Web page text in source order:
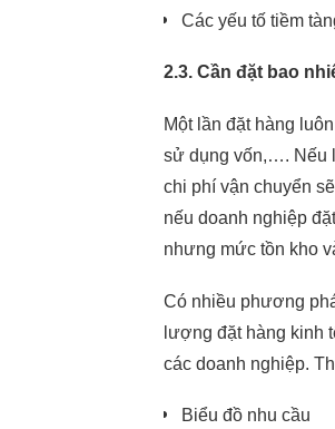
Các yếu tố tiềm
2.3. Cần đặt bao
Một lần đặt hàng
sử dụng vốn,…. Nếu
chi phí vận chuyển
nếu doanh nghiệp
nhưng mức tồn kho
Có nhiều phương
lượng đặt hàng kinh
các doanh nghiệp.
Biểu đồ nhu cầu
Hãy cùng nhau
Những vấn đề